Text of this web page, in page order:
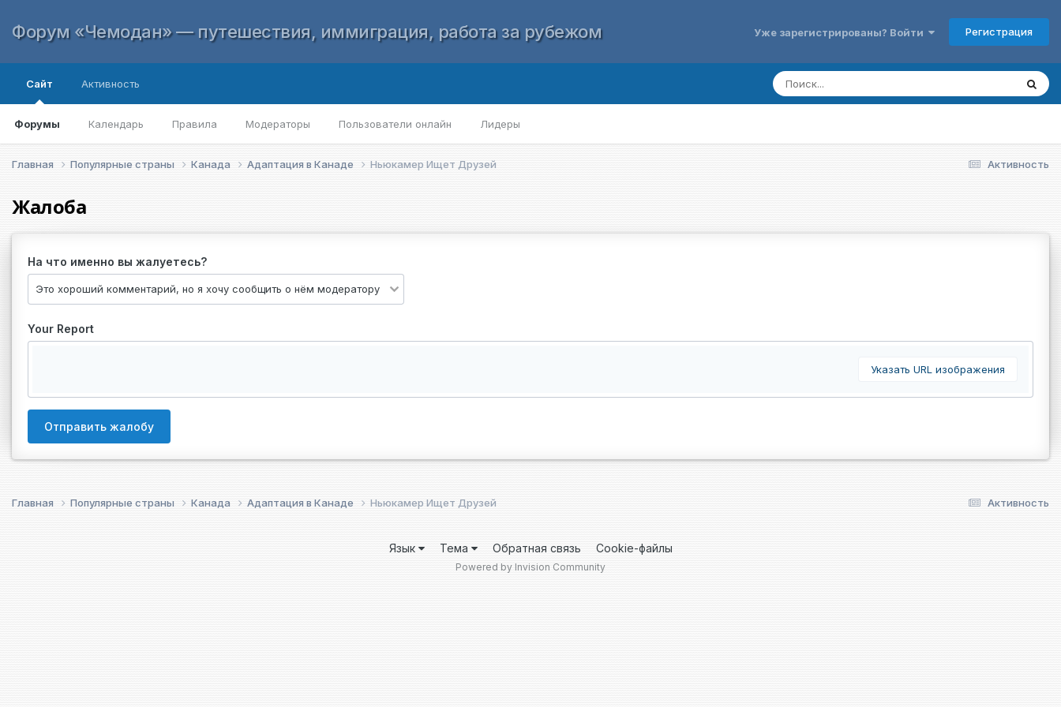
Форум «Чемодан» — путешествия, иммиграция, работа за рубежом Уже зарегистрированы? Войти Регистрация
Сайт
Форумы Календарь Правила Модераторы Пользователи онлайн Лидеры
Активность
Активность
Главная Популярные страны Канада Адаптация в Канаде Ньюкамер Ищет Друзей
Жалоба
На что именно вы жалуетесь?
Your Report
Указать URL изображения
Отправить жалобу
Активность
Главная Популярные страны Канада Адаптация в Канаде Ньюкамер Ищет Друзей
Язык Тема Обратная связь Cookie-файлы
Powered by Invision Community